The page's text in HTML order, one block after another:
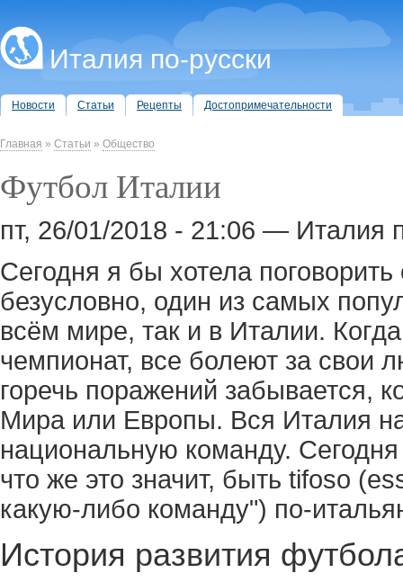
Италия по-русски
Новости Статьи Рецепты Достопримечательности
Главная » Статьи » Общество
Футбол Италии
пт, 26/01/2018 - 21:06 — Италия
Сегодня я бы хотела
безусловно, один из самых
всём мире, так и в Италии.
чемпионат, все болеют за свои
горечь поражений забывается,
Мира или Европы. Вся Италия
национальную команду.
что же это значит, быть tifoso
какую-либо команду") по-
История развития